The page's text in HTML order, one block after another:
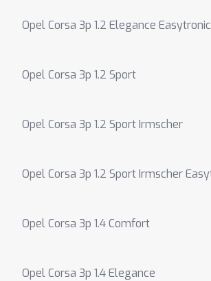
Opel Corsa 3p 1.2 Elegance Easytronic
Opel Corsa 3p 1.2 Sport
Opel Corsa 3p 1.2 Sport Irmscher
Opel Corsa 3p 1.2 Sport Irmscher
Opel Corsa 3p 1.4 Comfort
Opel Corsa 3p 1.4 Elegance